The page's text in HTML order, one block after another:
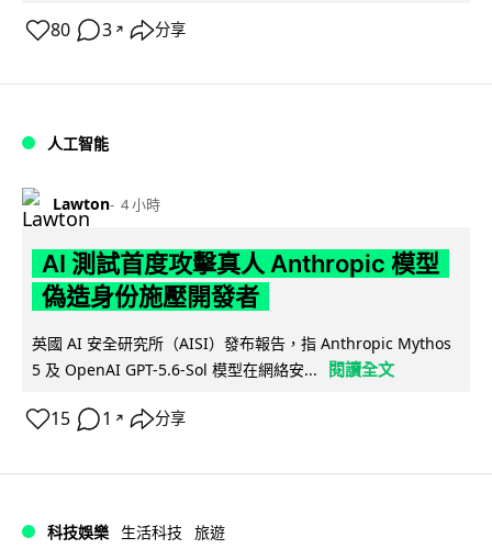
80 3 ↗ 分享
人工智能
Lawton 4 小時
AI 測試首度攻擊真人 Anthropic 模型
偽造身份施壓開發者
英國 AI 安全研究所（AISI）發布報告，指 Anthropic Mythos
5 及 OpenAI GPT-5.6-Sol 模型在網絡安...
閱讀全文
15 1 ↗ 分享
科技娛樂 生活科技 旅遊